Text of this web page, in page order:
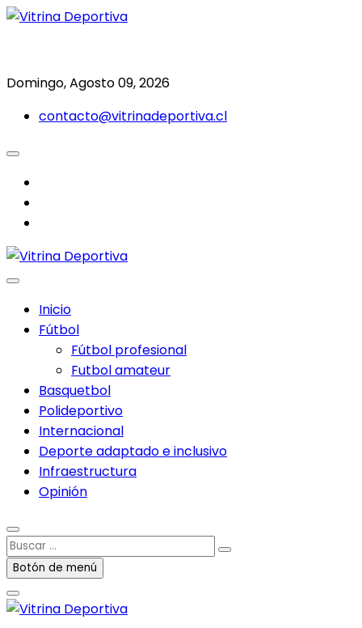
Saltar
Domingo, Agosto 09, 2026
contacto@vitrinadeportiva.cl
Inicio
Fútbol
Fútbol profesional
Futbol amateur
Basquetbol
Polideportivo
Internacional
Deporte adaptado e inclusivo
Infraestructura
Opinión
Buscar
…Botón de menú